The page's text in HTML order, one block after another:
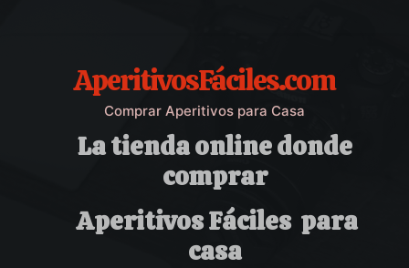
AperitivosFáciles.com
Comprar Aperitivos para Casa
La tienda online donde
comprar
Aperitivos Fáciles para
casa